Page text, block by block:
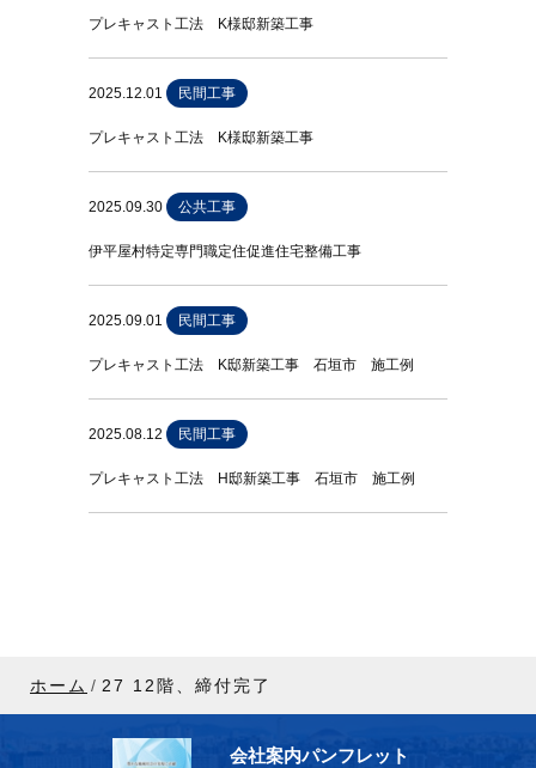
プレキャスト工法 K様邸新築工事
2025.12.01 民間工事
プレキャスト工法 K様邸新築工事
2025.09.30 公共工事
伊平屋村特定専門職定住促進住宅整備工事
2025.09.01 民間工事
プレキャスト工法 K邸新築工事 石垣市 施工例
2025.08.12 民間工事
プレキャスト工法 H邸新築工事 石垣市 施工例
ホーム 27 12階、締付完了
会社案内パンフレット